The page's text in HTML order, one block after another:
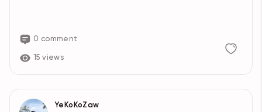
0 comment
15 views
YeKoKoZaw